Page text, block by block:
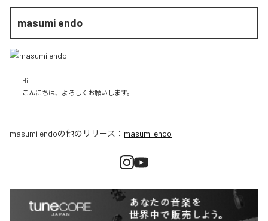
masumi endo
Hi
こんにちは、よろしくお願いします。
masumi endoの他のリリース： masumi endo